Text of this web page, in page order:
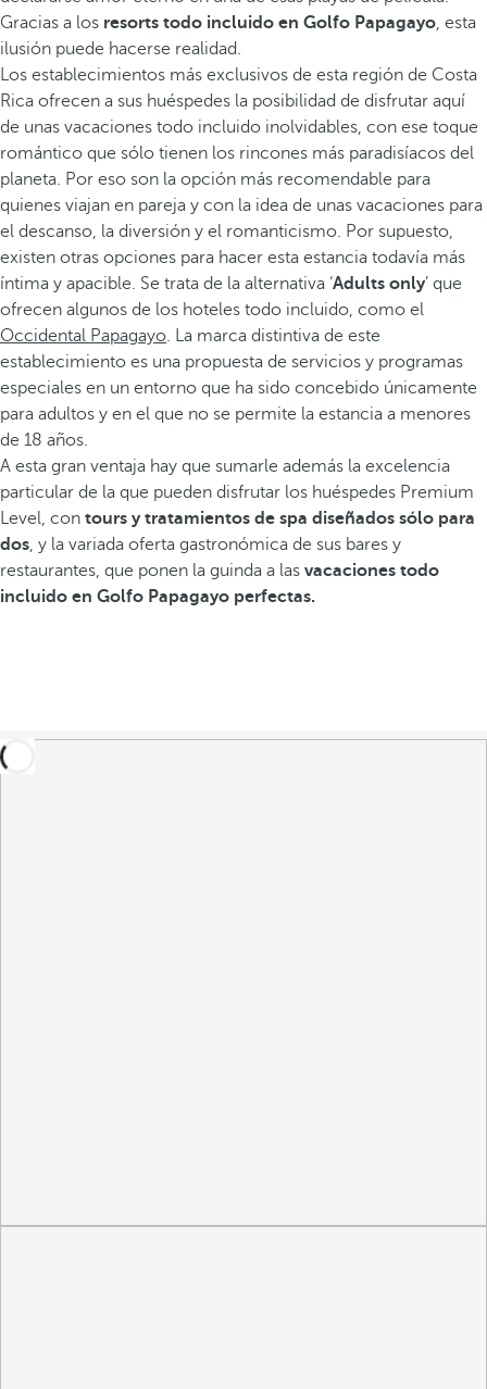
Gracias a los resorts todo incluido en Golfo Papagayo, esta
ilusión puede hacerse realidad.
Los establecimientos más exclusivos de esta región de Costa
Rica ofrecen a sus huéspedes la posibilidad de disfrutar aquí
de unas vacaciones todo incluido inolvidables, con ese toque
romántico que sólo tienen los rincones más paradisíacos del
planeta. Por eso son la opción más recomendable para
quienes viajan en pareja y con la idea de unas vacaciones para
el descanso, la diversión y el romanticismo. Por supuesto,
existen otras opciones para hacer esta estancia todavía más
íntima y apacible. Se trata de la alternativa ‘Adults only’ que
ofrecen algunos de los hoteles todo incluido, como el
Occidental Papagayo. La marca distintiva de este
establecimiento es una propuesta de servicios y programas
especiales en un entorno que ha sido concebido únicamente
para adultos y en el que no se permite la estancia a menores
de 18 años.
A esta gran ventaja hay que sumarle además la excelencia
particular de la que pueden disfrutar los huéspedes Premium
Level, con tours y tratamientos de spa diseñados sólo para
dos, y la variada oferta gastronómica de sus bares y
restaurantes, que ponen la guinda a las vacaciones todo
incluido en Golfo Papagayo perfectas.